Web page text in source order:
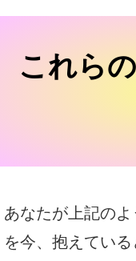
これら
あなたが上記の
を今、抱えている